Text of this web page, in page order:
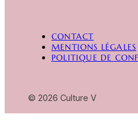
CONTACT
MENTIONS LÉGALES
POLITIQUE DE
© 2026 Culture V